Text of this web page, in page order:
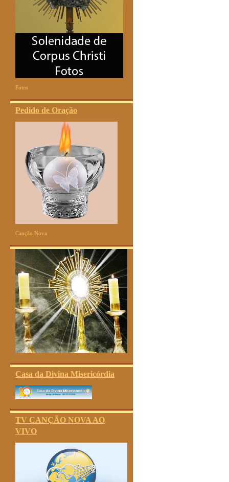
Fotos
Pedido de Oração
Canção Nova
Casa da Divina Misericórdia
TV CANÇÃO NOVA AO
VIVO